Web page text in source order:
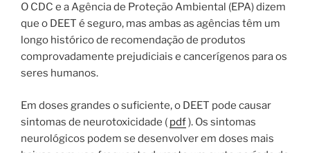
O CDC e a Agência de Proteção Ambiental (EPA) dizem
que o DEET é seguro, mas ambas as agências têm um
longo histórico de recomendação de produtos
comprovadamente prejudiciais e cancerígenos para os
seres humanos.
Em doses grandes o suficiente, o DEET pode causar
sintomas de neurotoxicidade ( pdf). Os sintomas
neurológicos podem se desenvolver em doses mais